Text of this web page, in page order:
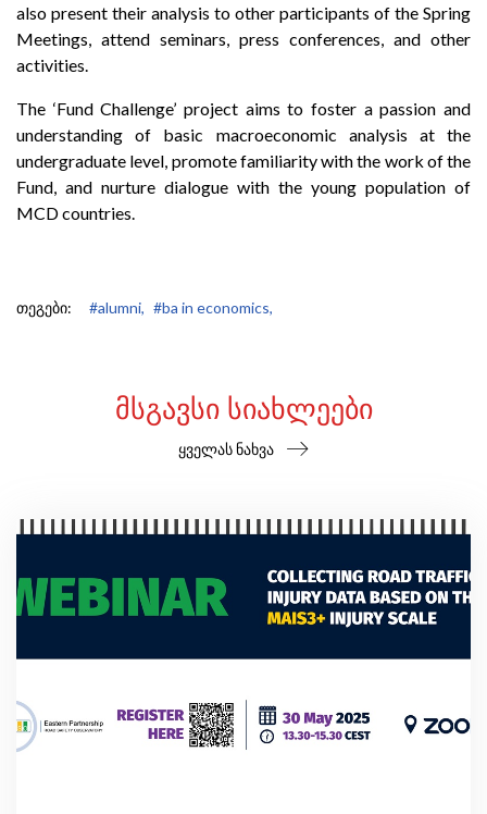
also present their analysis to other participants of the Spring
Meetings, attend seminars, press conferences, and other
activities.
The ‘Fund Challenge’ project aims to foster a passion and
understanding of basic macroeconomic analysis at the
undergraduate level, promote familiarity with the work of the
Fund, and nurture dialogue with the young population of
MCD countries.
თეგები: #alumni, #ba in economics,
ᲛᲡᲒᲐᲕᲡᲘ ᲡᲘᲐᲮᲚᲔᲔᲑᲘ
ყველას ნახვა